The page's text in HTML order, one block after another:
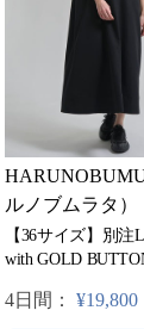
ルノブムラタ）
【36サイズ】別注
with GOLD
4日間： ¥19,800